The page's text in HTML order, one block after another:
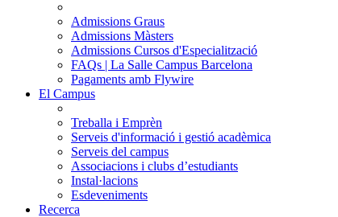
Admissions Graus
Admissions Màsters
Admissions Cursos d'Especialització
FAQs | La Salle Campus Barcelona
Pagaments amb Flywire
El Campus
Treballa i Emprèn
Serveis d'informació i gestió acadèmica
Serveis del campus
Associacions i clubs d’estudiants
Instal·lacions
Esdeveniments
Recerca